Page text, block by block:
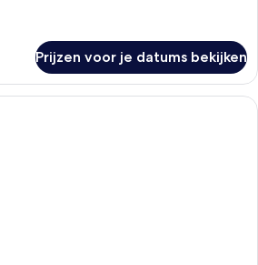
Prijzen voor je datums bekijken